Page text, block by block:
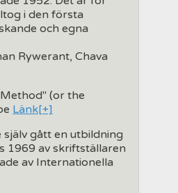
i den första
och egna
Rywerant, Chava
(or the
Länk[+]
gått en utbildning
1969 av skriftställaren
av Internationella